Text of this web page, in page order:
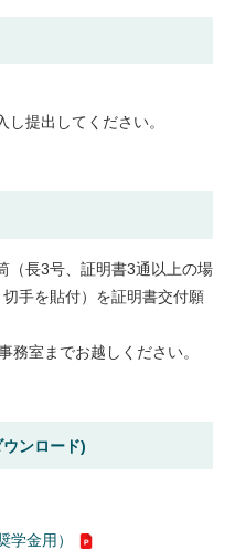
し提出してください。
（長3号、証明書3通以上の場
手を貼付）を証明書交付願
務室までお越しください。
ンロード)
学金用）